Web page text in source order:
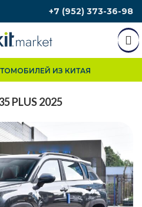
+7 (952) 373-36-98
ИЗ КИТАЯ
PLUS 2025